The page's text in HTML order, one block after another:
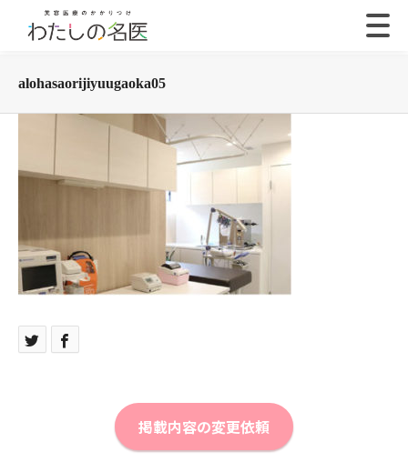
alohasaorijiyuugaoka05
掲載内容の変更依頼